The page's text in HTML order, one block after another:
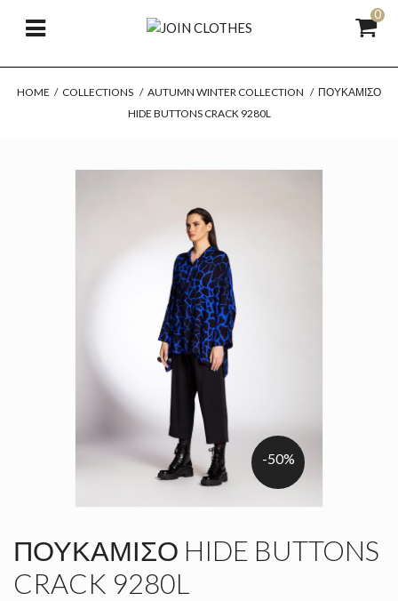
0
HOME / COLLECTIONS / AUTUMN WINTER COLLECTION / ΠΟΥΚΆΜΙΣΟ
HIDE BUTTONS CRACK 9280L
-50%
ΠΟΥΚΆΜΙΣΟ HIDE BUTTONS
CRACK 9280L